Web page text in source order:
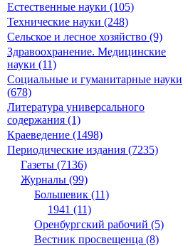
Естественные науки (105)
Технические науки (248)
Сельское и лесное хозяйство (9)
Здравоохранение. Медицинские
науки (11)
Социальные и гуманитарные науки
(678)
Литература универсального
содержания (1)
Краеведение (1498)
Периодические издания (7235)
Газеты (7136)
Журналы (99)
Большевик (11)
1941 (11)
Оренбургский рабочий (5)
Вестник просвещенца (8)